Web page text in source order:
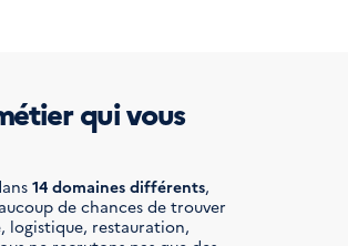
qui vous
14 domaines différents,
de chances de trouver
logistique, restauration,